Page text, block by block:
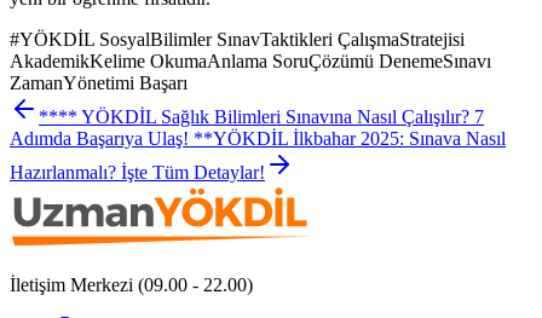
#YÖKDİL SosyalBilimler SınavTaktikleri ÇalışmaStratejisi
AkademikKelime OkumaAnlama SoruÇözümü DenemeSınavı
ZamanYönetimi Başarı
**** YÖKDİL Sağlık Bilimleri Sınavına Nasıl Çalışılır? 7
Adımda Başarıya Ulaş! **YÖKDİL İlkbahar 2025: Sınava Nasıl
Hazırlanmalı? İşte Tüm Detaylar!
İletişim Merkezi (09.00 - 22.00)